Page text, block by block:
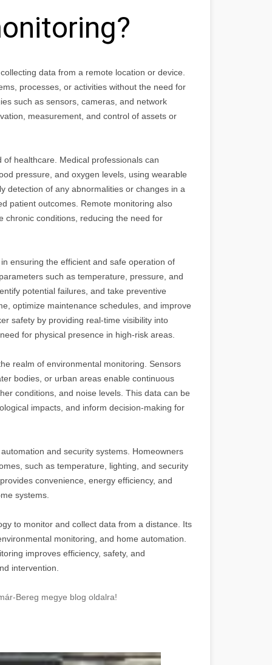
data from a remote location or device.
processes, or activities without the need for
such as sensors, cameras, and network
measurement, and control of assets or
of healthcare. Medical professionals can
pressure, and oxygen levels, using wearable
detection of any abnormalities or changes in a
patient outcomes. Remote monitoring also
chronic conditions, reducing the need for
ensuring the efficient and safe operation of
such as temperature, pressure, and
potential failures, and take preventive
optimize maintenance schedules, and improve
safety by providing real-time visibility into
for physical presence in high-risk areas.
realm of environmental monitoring. Sensors
bodies, or urban areas enable continuous
conditions, and noise levels. This data can be
impacts, and inform decision-making for
and security systems. Homeowners
such as temperature, lighting, and security
convenience, energy efficiency, and
systems.
to monitor and collect data from a distance. Its
monitoring, and home automation.
improves efficiency, safety, and
intervention.
Bereg megye blog oldalra!